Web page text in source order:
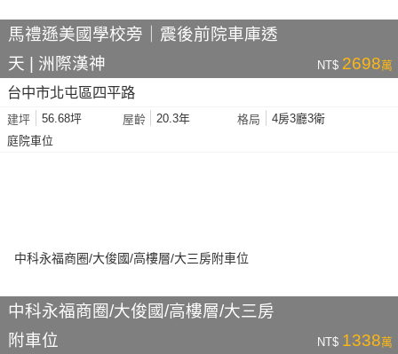
馬禮遜美國學校旁｜震後前院車庫透
天 | 洲際漢神
NT$ 2698萬
台中市北屯區四平路
建坪 56.68坪 屋齡 20.3年 格局
4房3廳3衛
庭院車位
中科永福商圈/大俊國/高樓層/大三房
附車位
NT$ 1338萬